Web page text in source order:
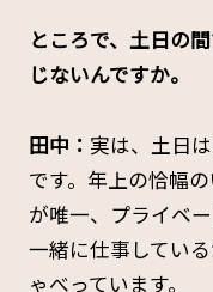
――ところで、土日
じないんですか。
田中： 実は、土日
です。年上の恰幅
が唯一、プライベ
一緒に仕事してい
ゃべっています。